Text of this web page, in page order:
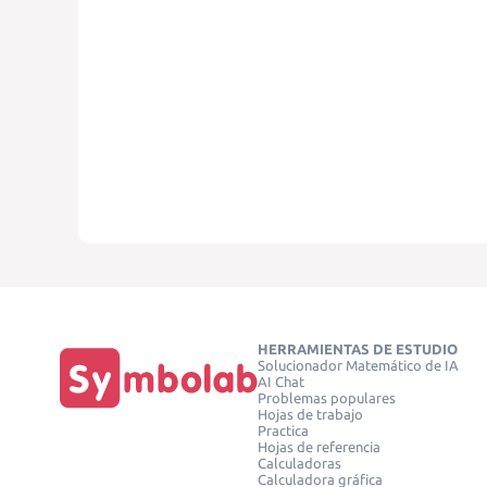
HERRAMIENTAS DE ESTUDIO
Solucionador Matemático de IA
AI Chat
Problemas populares
Hojas de trabajo
Practica
Hojas de referencia
Calculadoras
Calculadora gráfica